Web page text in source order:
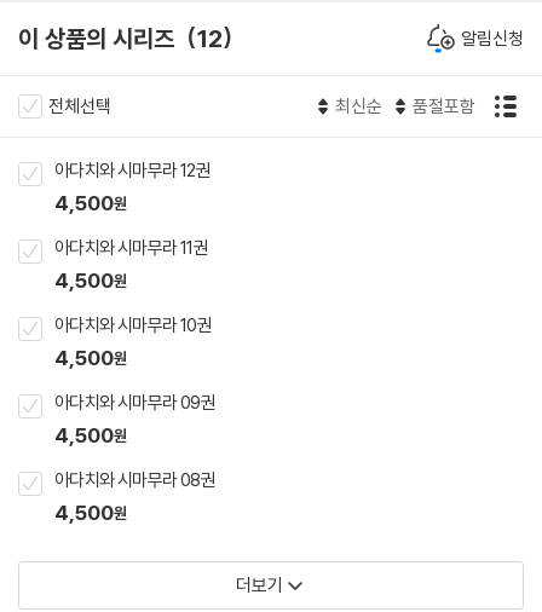
이 상품의 시리즈 12 알림신청
전체선택 최신순 품절포함
아다치와 시마무라 12권
4,500원
아다치와 시마무라 11권
4,500원
아다치와 시마무라 10권
4,500원
아다치와 시마무라 09권
4,500원
아다치와 시마무라 08권
4,500원
더보기